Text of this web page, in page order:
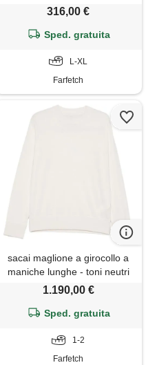
a nido d'ape - toni neutri
316,00 €
Sped. gratuita
L-XL
Farfetch
sacai maglione a girocollo a
maniche lunghe - toni neutri
1.190,00 €
Sped. gratuita
1-2
Farfetch